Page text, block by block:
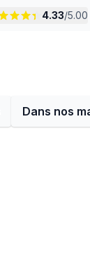
4.33/5.00
Dans nos